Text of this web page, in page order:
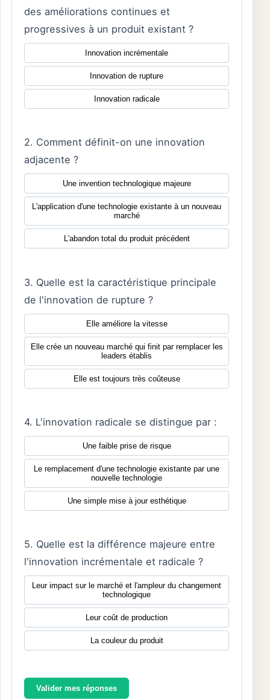
des améliorations continues et
progressives à un produit existant ?
Innovation incrémentale
Innovation de rupture
Innovation radicale
2. Comment définit-on une innovation
adjacente ?
Une invention technologique majeure
L'application d'une technologie existante à un nouveau
marché
L'abandon total du produit précédent
3. Quelle est la caractéristique principale
de l'innovation de rupture ?
Elle améliore la vitesse
Elle crée un nouveau marché qui finit par remplacer les
leaders établis
Elle est toujours très coûteuse
4. L'innovation radicale se distingue par :
Une faible prise de risque
Le remplacement d'une technologie existante par une
nouvelle technologie
Une simple mise à jour esthétique
5. Quelle est la différence majeure entre
l'innovation incrémentale et radicale ?
Leur impact sur le marché et l'ampleur du changement
technologique
Leur coût de production
La couleur du produit
Valider mes réponses